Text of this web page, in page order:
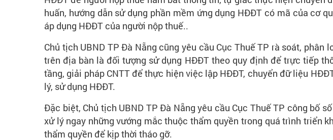
huấn, hướng dẫn sử dụng phần mềm ứng dụng HĐĐT có mã của cơ
áp dụng HĐĐT của người nộp thuế..
Chủ tịch UBND TP Đà Nẵng cũng yêu cầu Cục Thuế TP rà soát,
trên địa bàn là đối tượng sử dụng HĐĐT theo quy định để trực tiếp
tầng, giải pháp CNTT để thực hiện việc lập HĐĐT, chuyển đữ liệu
lý, sử dụng HĐĐT.
Đặc biệt, Chủ tịch UBND TP Đà Nẵng yêu cầu Cục Thuế TP công bố
xử lý ngay những vướng mắc thuộc thẩm quyền trong quá trình triển
thẩm quyền để kịp thời tháo gỡ.